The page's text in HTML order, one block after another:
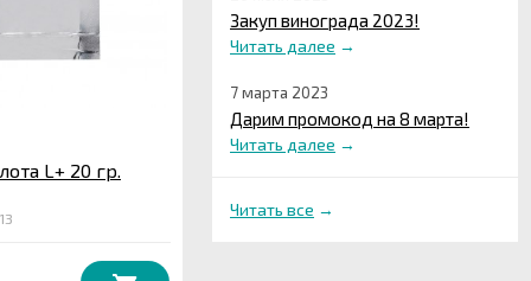
Закуп винограда 2023!
Читать далее →
7 марта 2023
Дарим промокод на 8 марта!
Читать далее →
Читать все →
L+ 20 гр.